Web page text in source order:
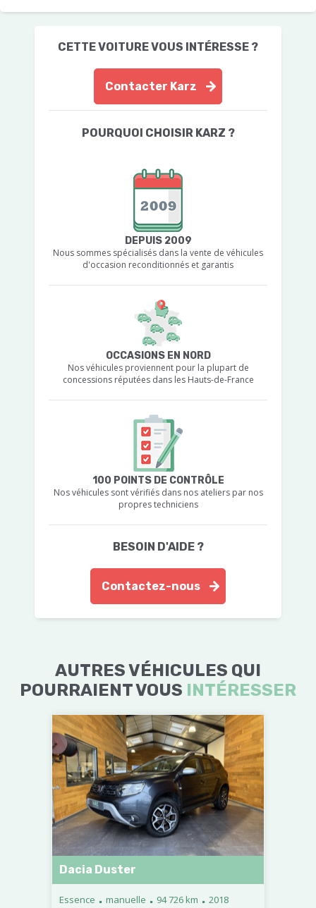
CETTE VOITURE VOUS INTÉRESSE ?
Contacter Karz
POURQUOI CHOISIR KARZ ?
DEPUIS 2009
Nous sommes spécialisés dans la vente de véhicules
d'occasion reconditionnés et garantis
OCCASIONS EN NORD
Nos véhicules proviennent pour la plupart de
concessions réputées dans les Hauts-de-France
100 POINTS DE CONTRÔLE
Nos véhicules sont vérifiés dans nos ateliers par nos
propres techniciens
BESOIN D'AIDE ?
Contactez-nous
AUTRES VÉHICULES QUI
POURRAIENT VOUS INTÉRESSER
Dacia Duster
Essence . manuelle . 94 726 km . 2018